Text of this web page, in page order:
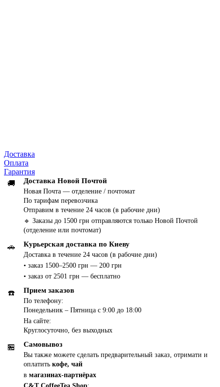
Доставка
Оплата
Гарантия
🚚
Доставка Новой Почтой
Новая Почта — отделение / почтомат
По тарифам перевозчика
Отправим в течение 24 часов (в рабочие дни)
🔹 Заказы до 1500 грн отправляются только Новой Почтой
(отделение или почтомат)
🚗 Курьерская доставка по Киеву
Доставка в течение 24 часов (в рабочие дни)
• заказ 1500–2500 грн — 200 грн
• заказ от 2501 грн — бесплатно
☎️ Прием заказов
По телефону:
Понедельник – Пятница с 9:00 до 18:00
На сайте:
Круглосуточно, без выходных
🏪 Самовывоз
Вы также можете сделать предварительный заказ, отримати и
оплатить кофе, чай
в магазинах-партнёрах